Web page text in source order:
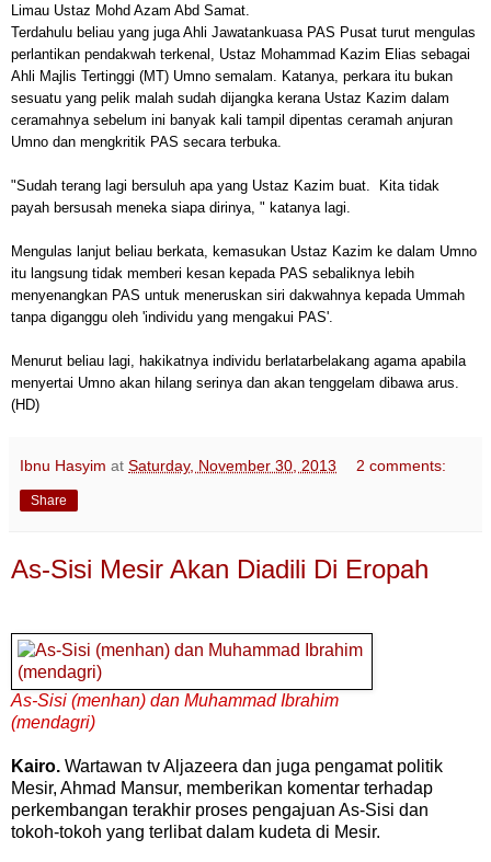
Limau Ustaz Mohd Azam Abd Samat.
Terdahulu beliau yang juga Ahli Jawatankuasa PAS Pusat turut mengulas
perlantikan pendakwah terkenal, Ustaz Mohammad Kazim Elias sebagai
Ahli Majlis Tertinggi (MT) Umno semalam.
Katanya, perkara itu bukan
sesuatu yang pelik malah sudah dijangka kerana Ustaz Kazim dalam
ceramahnya sebelum ini banyak kali tampil dipentas ceramah anjuran
Umno dan mengkritik PAS secara terbuka.
"Sudah terang lagi bersuluh apa yang Ustaz Kazim buat. Kita tidak
payah bersusah meneka siapa dirinya, " katanya lagi.
Mengulas lanjut beliau berkata, kemasukan Ustaz Kazim ke dalam Umno
itu langsung tidak memberi kesan kepada PAS sebaliknya lebih
menyenangkan PAS untuk meneruskan siri dakwahnya kepada Ummah
tanpa diganggu oleh 'individu yang mengakui PAS'.
Menurut beliau lagi, hakikatnya individu berlatarbelakang agama apabila
menyertai Umno akan hilang serinya dan akan tenggelam dibawa arus.
(HD)
Ibnu Hasyim at Saturday, November 30, 2013 2 comments:
Share
As-Sisi Mesir Akan Diadili Di Eropah
As-Sisi (menhan) dan Muhammad Ibrahim
(mendagri)
Kairo. Wartawan tv Aljazeera dan juga pengamat politik
Mesir, Ahmad Mansur, memberikan komentar terhadap
perkembangan terakhir proses pengajuan As-Sisi dan
tokoh-tokoh yang terlibat dalam kudeta di Mesir.